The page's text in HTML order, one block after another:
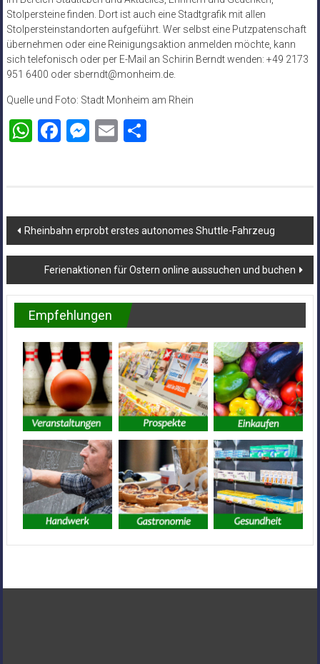
Stolpersteine finden. Dort ist auch eine Stadtgrafik mit allen
Stolpersteinstandorten aufgeführt. Wer selbst eine Putzpatenschaft
übernehmen oder eine Reinigungsaktion anmelden möchte, kann
sich telefonisch oder per E-Mail an Schirin Berndt wenden: +49 2173
951 6400 oder sberndt@monheim.de.
Quelle und Foto: Stadt Monheim am Rhein
WhatsApp
Facebook
Messenger
EmailTeilen
Beitragsnavigation
Rheinbahn erprobt erstes autonomes Shuttle-Fahrzeug
Ferienaktionen für Ostern online aussuchen und buchen
Empfehlungen